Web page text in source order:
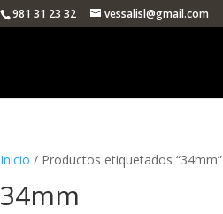
981 31 23 32 vessalisl@gmail.com
Inicio / Productos etiquetados “34mm”
34mm